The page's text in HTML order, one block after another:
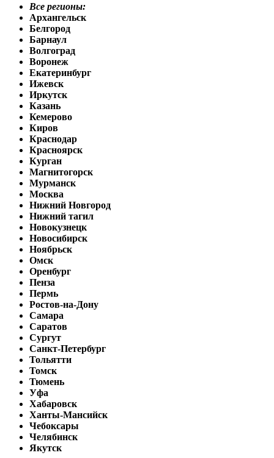
Все регионы:
Архангельск
Белгород
Барнаул
Волгоград
Воронеж
Екатеринбург
Ижевск
Иркутск
Казань
Кемерово
Киров
Краснодар
Красноярск
Курган
Магнитогорск
Мурманск
Москва
Нижний Новгород
Нижний тагил
Новокузнецк
Новосибирск
Ноябрьск
Омск
Оренбург
Пенза
Пермь
Ростов-на-Дону
Самара
Саратов
Сургут
Санкт-Петербург
Тольятти
Томск
Тюмень
Уфа
Хабаровск
Ханты-Мансийск
Чебоксары
Челябинск
Якутск